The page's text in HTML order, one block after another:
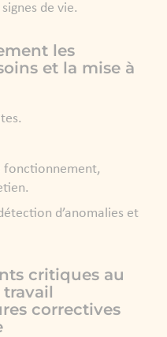
de vie.
les
et la mise à
fonctionnement,
d’anomalies et
critiques au
correctives